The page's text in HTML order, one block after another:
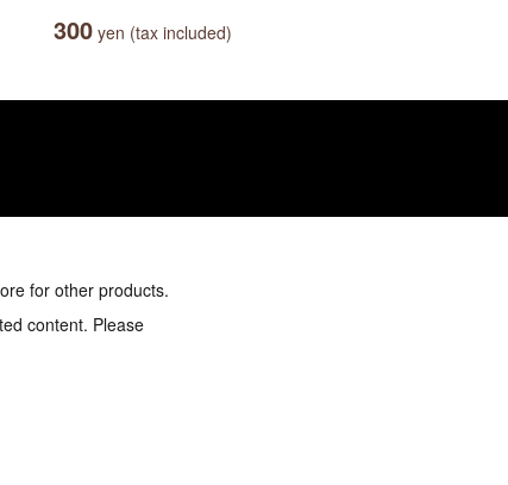
300 yen (tax included)
for other products.
content. Please